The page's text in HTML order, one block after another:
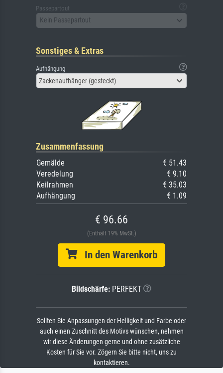
Passepartout
Kein Passepartout
Sonstiges & Extras
Aufhängung
Zackenaufhänger (gesteckt)
Zusammenfassung
Gemälde
€ 51.43
Veredelung
€ 9.10
Keilrahmen
€ 35.03
Aufhängung
€ 1.09
€ 96.66
(Enthält 19% MwSt.)
In den Warenkorb
Bildschärfe: PERFEKT
Sollten Sie Anpassungen der Helligkeit und Farbe oder
auch einen Zuschnitt des Motivs wünschen, nehmen
wir diese Änderungen gerne und ohne zusätzliche
Kosten für Sie vor. Zögern Sie bitte nicht, uns zu
kontaktieren.